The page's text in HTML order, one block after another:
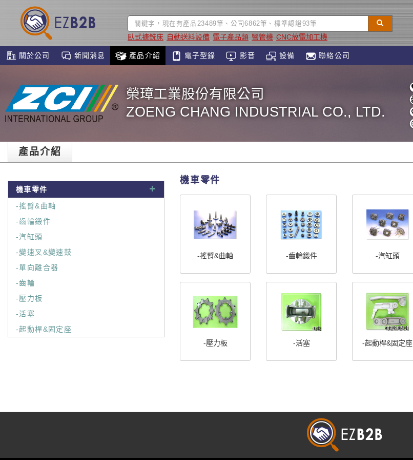
臥式搪銑床 自動送料設備 電子產品類 彎管機 CNC放電加工機
關於公司 新聞消息 產品介紹 電子型錄 影音 設備 聯絡公司
榮璋工業股份有限公司
ZOENG CHANG INDUSTRIAL CO., LTD.
產品介紹
機車零件
-搖臂&曲軸
-齒輪鍛件
-汽缸頭
-變速叉&變速鼓
-單向離合器
-齒輪
-壓力板
-活塞
-起動桿&固定座
機車零件
-搖臂&曲軸 -齒輪鍛件 -汽缸頭
-壓力板 -活塞 -起動桿&固定座